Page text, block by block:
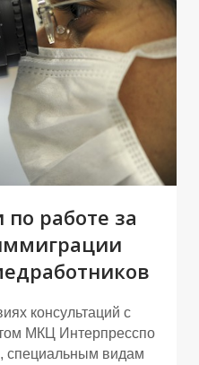
работе за
консультаций с
МКЦ Интерпресспо
специальным видам